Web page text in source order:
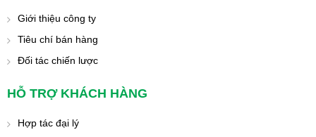
Giới thiệu công ty
Tiêu chí bán hàng
Đối tác chiến lược
HỖ TRỢ KHÁCH HÀNG
Hợp tác đại lý